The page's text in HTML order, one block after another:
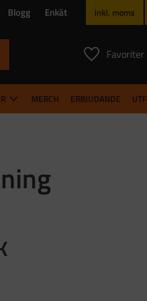
Blogg Enkät inkl. moms
Favoriter
MERCH ERBJUDANDE